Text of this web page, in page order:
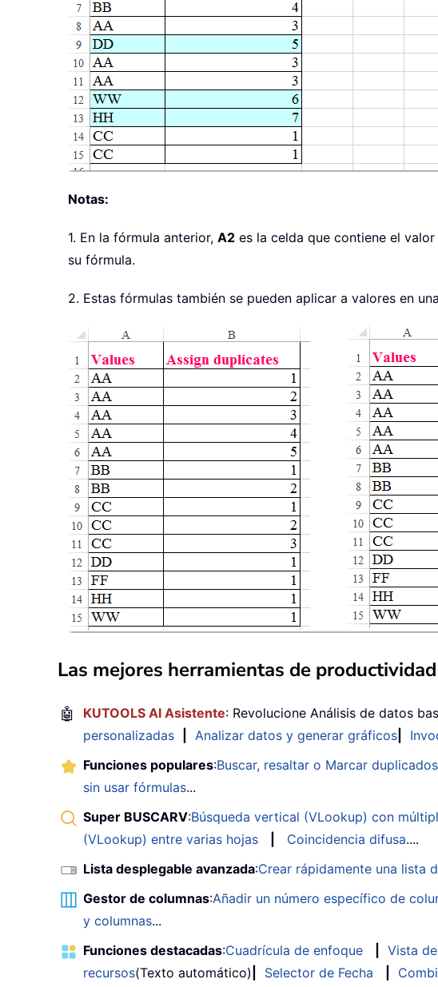
Notas:
1. En la fórmula anterior, A2 es la celda que contiene el
su fórmula.
2. Estas fórmulas también se pueden aplicar a valores en
Las mejores herramientas de
🤖 KUTOOLS AI Asistente: Revolucione Análisis de datos
personalizadas
Analizar datos y generar gráficos
Funciones populares:Buscar, resaltar o Marcar duplicados
sin usar fórmulas...
Super BUSCARV:Búsqueda vertical (VLookup) con
(VLookup) entre varias hojas
Coincidencia difusa....
Lista desplegable avanzada:Crear rápidamente una lista
Gestor de columnas:Añadir un número específico de
y columnas...
Funciones destacadas:Cuadrícula de enfoque Vista
recursos(Texto automático) Selector de Fecha